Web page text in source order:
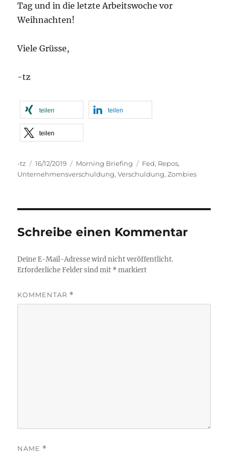
Tag und in die letzte Arbeitswoche vor
Weihnachten!
Viele Grüsse,
-tz
teilen teilen
teilen
Autor
-tz
Veröffentlicht
am
16/12/2019 Kategorien
Morning Briefing Schlagwörter
Fed, Repos,
Unternehmensverschuldung,Verschuldung,Zombies
Schreibe einen Kommentar
Deine E-Mail-Adresse wird nicht veröffentlicht.
Erforderliche Felder sind mit *markiert
KOMMENTAR *
NAME *